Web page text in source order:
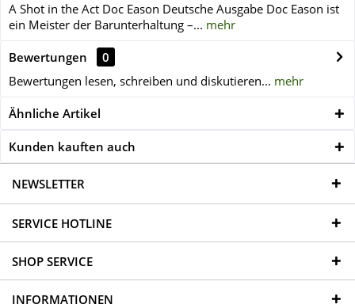
A Shot in the Act Doc Eason Deutsche Ausgabe Doc Eason ist
ein Meister der Barunterhaltung –... mehr
Bewertungen
0
Bewertungen lesen, schreiben und diskutieren... mehr
Ähnliche Artikel
Kunden kauften auch
NEWSLETTER
SERVICE HOTLINE
SHOP SERVICE
INFORMATIONEN